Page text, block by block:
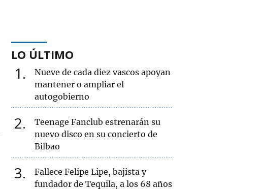
LO ÚLTIMO
1
Nueve de cada diez vascos apoyan
mantener o ampliar el
autogobierno
2
Teenage Fanclub estrenarán su
nuevo disco en su concierto de
Bilbao
3
Fallece Felipe Lipe, bajista y
fundador de Tequila, a los 68 años